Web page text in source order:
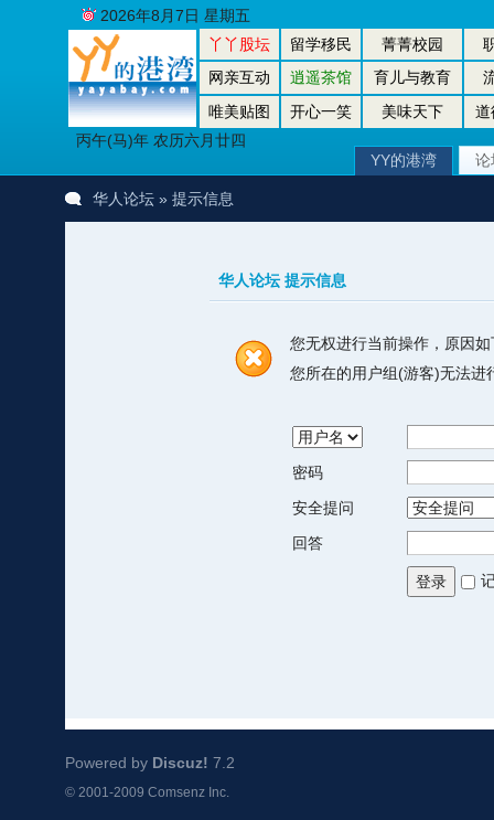
丫丫股坛 留学移民 菁菁校园
网亲互动
逍遥茶馆 育儿与教育
唯美贴图
开心一笑 美味天下
道
丙午(马)年 农历六月廿四
2026年8月7日 星期五
YY的港湾 论
华人论坛» 提示信息
华人论坛 提示信息
您无权进行当前操作，原因如
您所在的用户组(游客)无法进
密码
安全提问
回答
登录
Powered by Discuz! 7.2
© 2001-2009 Comsenz Inc.